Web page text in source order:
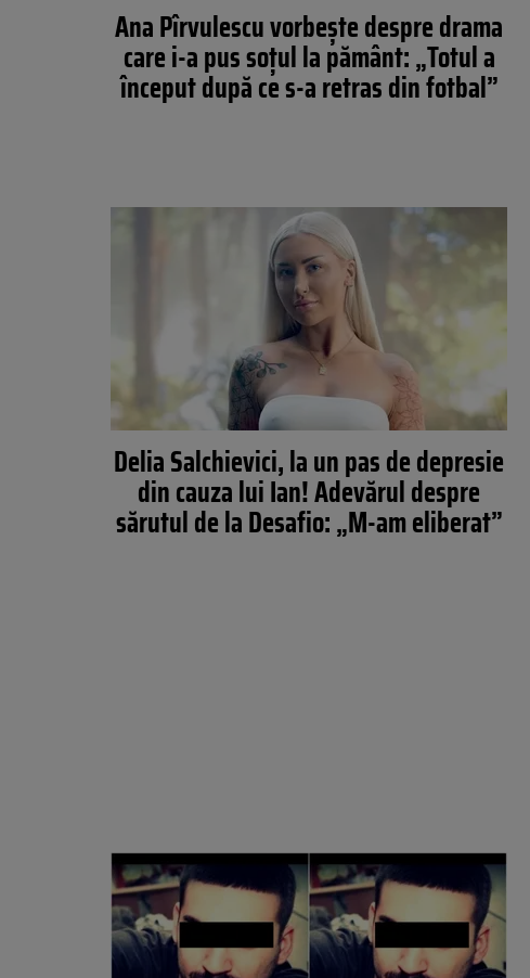
Ana Pîrvulescu vorbește despre drama
care i-a pus soțul la pământ: „Totul a
început după ce s-a retras din fotbal”
Delia Salchievici, la un pas de depresie
din cauza lui Ian! Adevărul despre
sărutul de la Desafio: „M-am eliberat”